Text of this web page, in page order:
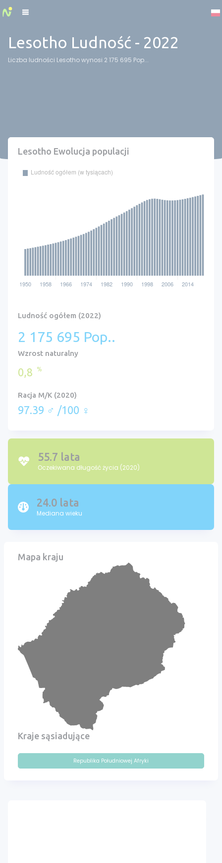
Lesotho Ludność - 2022
Liczba ludności Lesotho wynosi 2 175 695 Pop...
Lesotho Ewolucja populacji
Ludność ogółem (2022)
2 175 695 Pop..
Wzrost naturalny
0,8 %
Racja M/K (2020)
97.39 ♂ /100 ♀
55.7 lata
Oczekiwana długość życia (2020)
24.0 lata
Mediana wieku
Mapa kraju
Kraje sąsiadujące
Republika Południowej Afryki